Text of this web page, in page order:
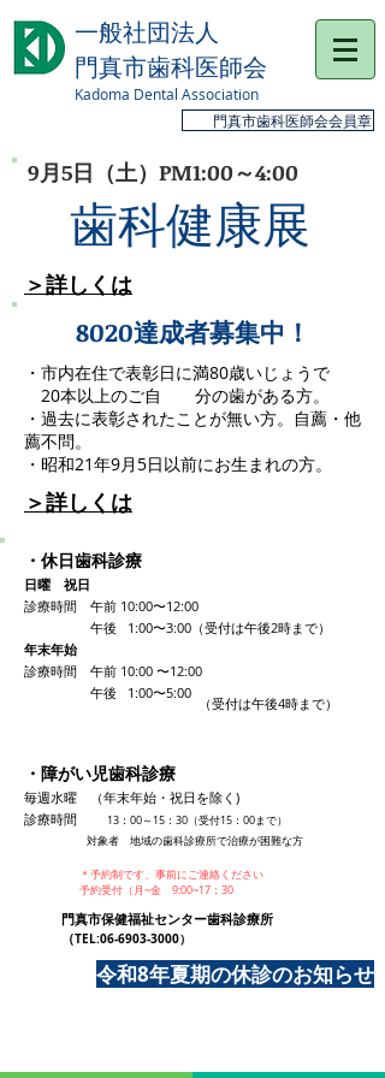
一般社団法人
門真市歯科医師会
Kadoma Dental Association
門真市歯科医師会会員章
9月5日（土）PM1:00～4:00
​歯科健康展
＞詳しくは
8020達成者募集中！
・市内在住で表彰日に満80歳いじょうで
20本以上のご自 分の歯がある方。
・過去に表彰されたことが無い方。自薦・他
薦不問。
・昭和21年9月5日以前にお生まれの方。
＞詳しくは
・休日歯科診療
日曜 祝日
診療時間 午前 10:00〜12:00
午後 1:00〜3:00（受付は午後2時まで）
年末年始
診療時間 午前 10:00 〜12:00
午後 1:00〜5:00
（受付は午後4時まで）
・障がい児歯科診療
毎週水曜 （年末年始・祝日を除く)
診療時間
13：00～15：30（受付15：00まで）
対象者 地域の歯科診療所で治療が困難な方
＊予約制です、事前にご連絡ください
​予約受付（月~金 9:00~17：30
門真市保健福祉センター歯科診療所
（TEL:06-6903-3000）
令和8年夏期の休診のお知らせ